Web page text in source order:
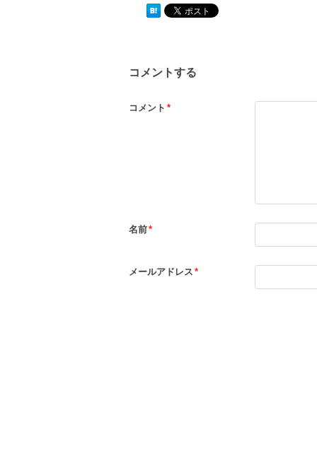
コメントする
コメント *
名前*
メールアドレス *